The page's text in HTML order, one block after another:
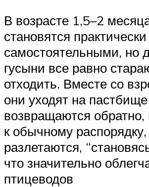
В возрасте 1,5–2
становятся практически
самостоятельными, но
гусыни все равно
отходить. Вместе со
они уходят на
возвращаются
к обычному
разлетаются,
что значительно
птицеводов